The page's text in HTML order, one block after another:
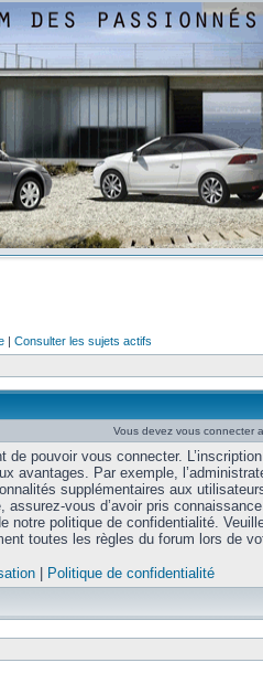
| Consulter les sujets actifs
Vous devez vous connecter
de pouvoir vous connecter.
avantages. Par exemple,
supplémentaires aux
vous d’avoir pris
notre politique de confidentialité.
toutes les règles du forum lors de
Politique de confidentialité